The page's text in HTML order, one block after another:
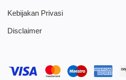
Kebijakan Privasi
Disclaimer